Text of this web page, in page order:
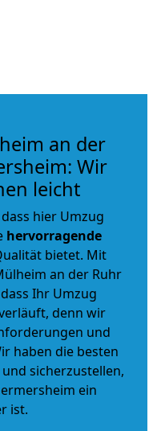
an der
Wir
leicht
hier Umzug
hervorragende
bietet. Mit
an der Ruhr
Ihr Umzug
denn wir
und
haben die besten
sicherzustellen,
ein
ist.